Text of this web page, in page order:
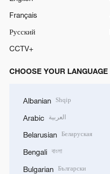
Français
Русский
CCTV+
CHOOSE YOUR LANGUAGE
Albanian Shqip
Arabic العربية
Belarusian Беларуская
Bengali বাংলা
Bulgarian Български